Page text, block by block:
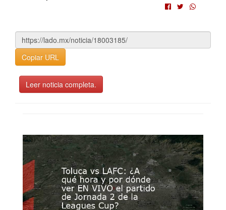
Copiar URL
Leer noticia completa.